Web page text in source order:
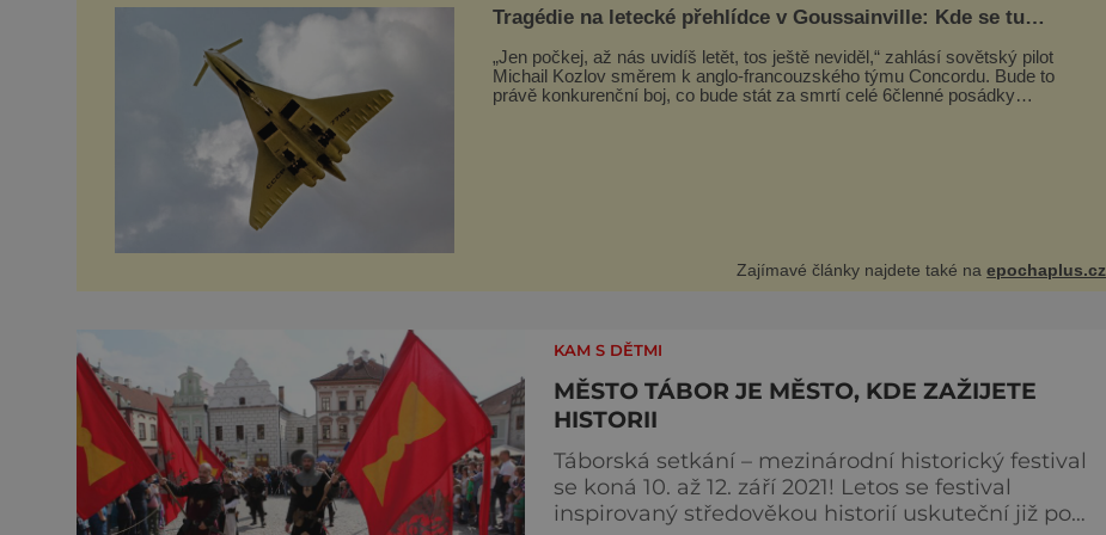
Tragédie na letecké přehlídce v Goussainville: Kde se tu
„Jen počkej, až nás uvidíš letět, tos ještě neviděl,“ zahlásí sovětský pilot
Michail Kozlov směrem k anglo-francouzského týmu Concordu. Bude to
právě konkurenční boj, co bude stát za smrtí celé 6členné posádky
Zajímavé články najdete také naepochaplus.cz
KAM S DĚTMI
MĚSTO TÁBOR JE MĚSTO, KDE ZAŽIJETE
HISTORII
Táborská setkání – mezinárodní historický festival
se koná 10. až 12. září 2021! Letos se festival
inspirovaný středověkou historií uskuteční již po